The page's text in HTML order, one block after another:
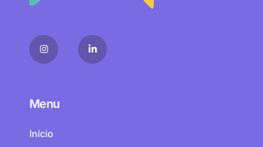
Menu
Início